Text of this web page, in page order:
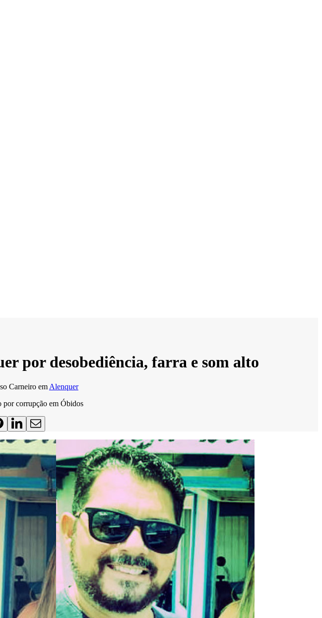
por desobediência, farra e som alto
Carneiro em Alenquer
por corrupção em Óbidos